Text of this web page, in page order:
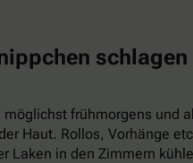
schlagen
frühmorgens und
Haut. Rollos, Vorhänge
Laken in den Zimmern